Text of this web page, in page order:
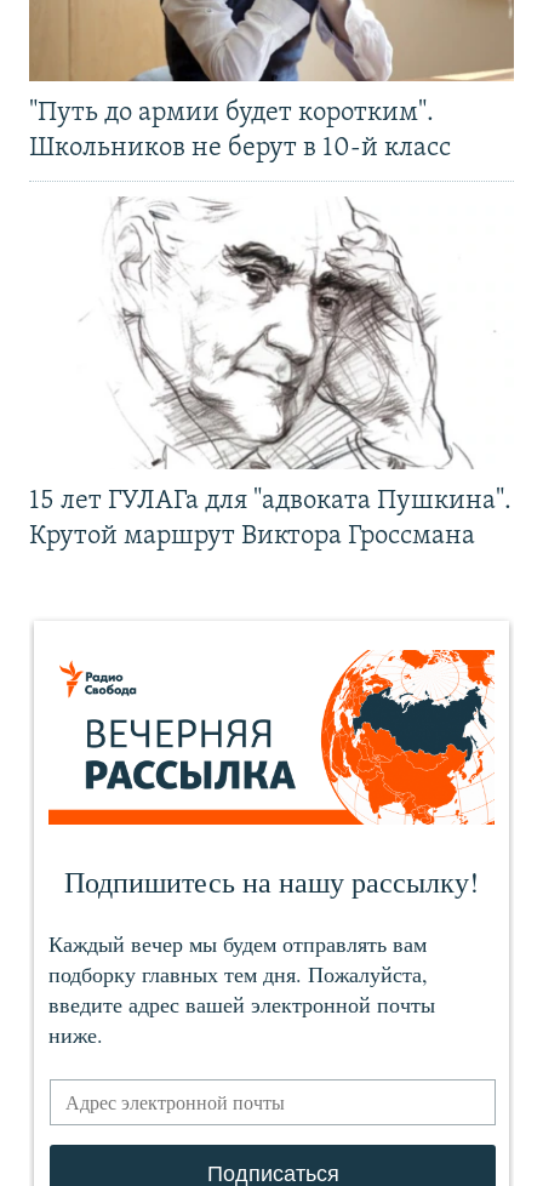
"Путь до армии будет коротким".
Школьников не берут в 10-й класс
15 лет ГУЛАГа для "адвоката Пушкина".
Крутой маршрут Виктора Гроссмана